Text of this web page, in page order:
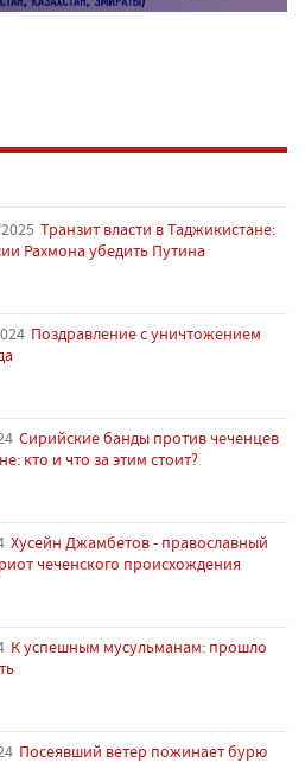
Транзит власти в Таджикистане:
Рахмона убедить Путина
Поздравление с уничтожением
Сирийские банды против чеченцев
кто и что за этим стоит?
Хусейн Джамбетов - православный
чеченского происхождения
К успешным мусульманам: прошло
Посеявший ветер пожинает бурю